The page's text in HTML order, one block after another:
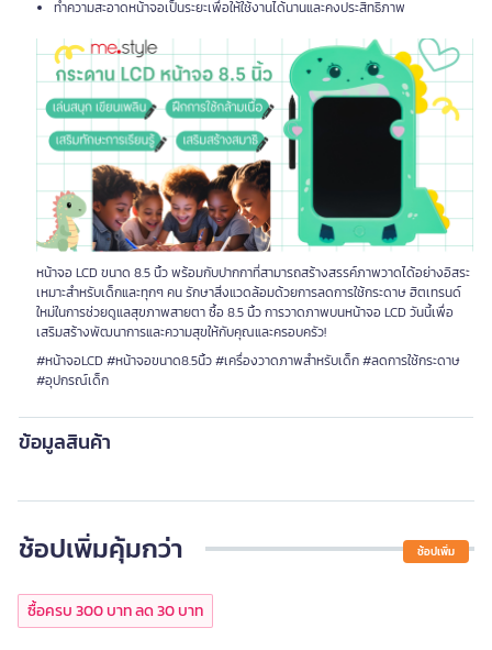
ทำความสะอาดหน้าจอเป็นระยะเพื่อให้ใช้งานได้นานและคงประสิทธิภาพ
หน้าจอ LCD ขนาด 8.5 นิ้ว พร้อมกับปากกาที่สามารถสร้างสรรค์ภาพวาดได้อย่างอิสระ
เหมาะสำหรับเด็กและทุกๆ คน รักษาสิ่งแวดล้อมด้วยการลดการใช้กระดาษ ฮิตเทรนด์
ใหม่ในการช่วยดูแลสุขภาพสายตา ซื้อ 8.5 นิ้ว การวาดภาพบนหน้าจอ LCD วันนี้เพื่อ
เสริมสร้างพัฒนาการและความสุขให้กับคุณและครอบครัว!
#หน้าจอLCD #หน้าจอขนาด8.5นิ้ว #เครื่องวาดภาพสำหรับเด็ก #ลดการใช้กระดาษ
#อุปกรณ์เด็ก
ข้อมูลสินค้า
ช้อปเพิ่มคุ้มกว่า ช้อปเพิ่ม
ซื้อครบ 300 บาท ลด 30 บาท